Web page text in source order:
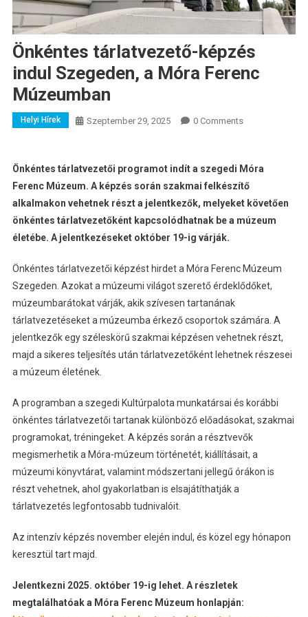
Önkéntes tárlatvezető-képzés
indul Szegeden, a Móra Ferenc
Múzeumban
Helyi Hírek Szeptember 29, 2025 0 Comments
Önkéntes tárlatvezetői programot indít a szegedi Móra
Ferenc Múzeum. A képzés során szakmai felkészítő
alkalmakon vehetnek részt a jelentkezők, melyeket követően
önkéntes tárlatvezetőként kapcsolódhatnak be a múzeum
életébe. A jelentkezéseket október 19-ig várják.
Önkéntes tárlatvezetői képzést hirdet a Móra Ferenc Múzeum
Szegeden. Azokat a múzeumi világot szerető érdeklődőket,
múzeumbarátokat várják, akik szívesen tartanának
tárlatvezetéseket a múzeumba érkező csoportok számára. A
jelentkezők egy széleskörű szakmai képzésen vehetnek részt,
majd a sikeres teljesítés után tárlatvezetőként lehetnek részesei
a múzeum életének.
A programban a szegedi Kultúrpalota munkatársai és korábbi
önkéntes tárlatvezetői tartanak különböző előadásokat, szakmai
programokat, tréningeket. A képzés során a résztvevők
megismerhetik a Móra-múzeum történetét, kiállításait, a
múzeumi könyvtárat, valamint módszertani jellegű órákon is
részt vehetnek, ahol gyakorlatban is elsajátíthatják a
tárlatvezetés legfontosabb tudnivalóit.
Az intenzív képzés november elején indul, és közel egy hónapon
keresztül tart majd.
Jelentkezni 2025. október 19-ig lehet. A részletek
megtalálhatóak a Móra Ferenc Múzeum honlapján: